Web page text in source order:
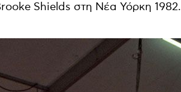
Shields στη Νέα Υόρκη 1982.